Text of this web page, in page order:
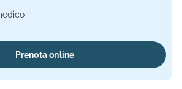
Prenota online